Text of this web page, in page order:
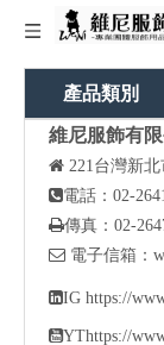
產品類別
維尼服飾有限
 221台灣新
電話：02-
傳真：02-
 電子信箱：
IG https://
YThttps://